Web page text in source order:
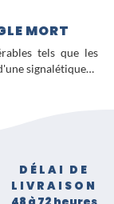
MORT
tels que les
signalétique…
DÉLAI DE
LIVRAISON